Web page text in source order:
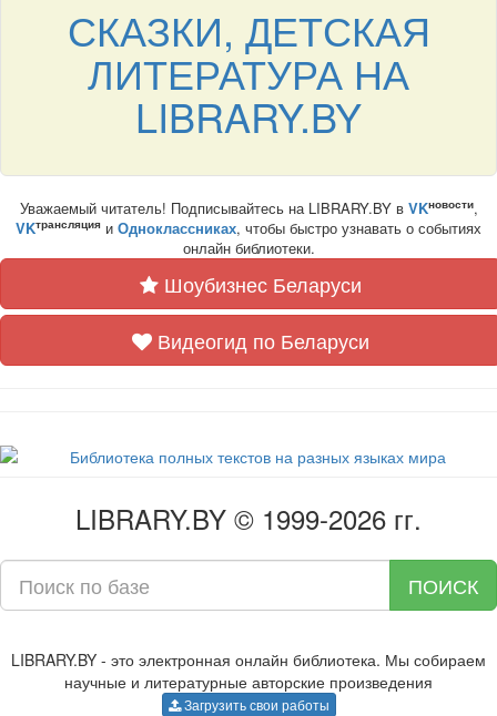
СКАЗКИ, ДЕТСКАЯ
ЛИТЕРАТУРА НА
LIBRARY.BY
Уважаемый читатель! Подписывайтесь на LIBRARY.BY в VKновости,
VKтрансляция и Одноклассниках, чтобы быстро узнавать о событиях
онлайн библиотеки.
Шоубизнес Беларуси
Видеогид по Беларуси
LIBRARY.BY © 1999-2026 гг.
ПОИСК
LIBRARY.BY - это электронная онлайн библиотека. Мы собираем
научные и литературные авторские произведения
Загрузить свои работы